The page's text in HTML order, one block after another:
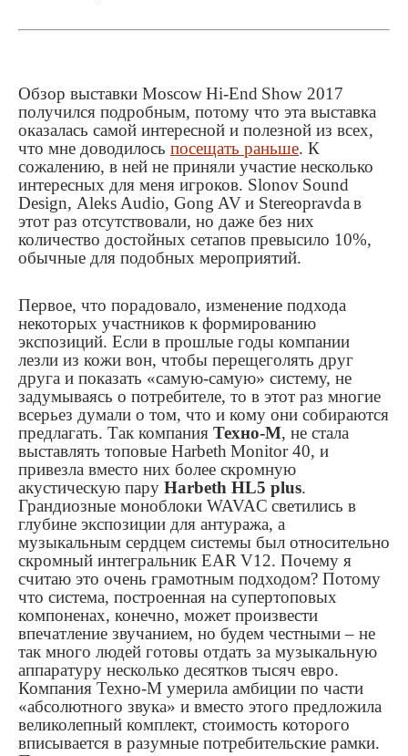
Обзор выставки MoscowHi-End Show 2017
получился подробным, потому что эта выставка
оказалась самой интересной и полезной из всех,
что мне доводилось посещать раньше. К
сожалению, в ней не приняли участие несколько
интересных для меня игроков. Slonov Sound
Design, Aleks Audio, Gong AVи Stereopravda в
этот раз отсутствовали, но даже без них
количество достойных сетапов превысило 10%,
обычные для подобных мероприятий.
Первое, что порадовало, изменение подхода
некоторых участников к формированию
экспозиций. Если в прошлые годы компании
лезли из кожи вон, чтобы перещеголять друг
друга и показать «самую-самую» систему, не
задумываясь о потребителе, то в этот раз многие
всерьез думали о том, что и кому они собираются
предлагать. Так компания Техно-М, не стала
выставлять топовые Harbeth Monitor40, и
привезла вместо них более скромную
акустическую пару Harbeth HL5 plus.
Грандиозные моноблоки WAVAC светились в
глубине экспозиции для антуража, а
музыкальным сердцем системы был относительно
скромный интегральник EAR V12. Почему я
считаю это очень грамотным подходом? Потому
что система, построенная на супертоповых
компоненах, конечно, может произвести
впечатление звучанием, но будем честными – не
так много людей готовы отдать за музыкальную
аппаратуру несколько десятков тысяч евро.
Компания Техно-М умерила амбиции по части
«абсолютного звука» и вместо этого предложила
великолепный комплект, стоимость которого
вписывается в разумные потребительские рамки.